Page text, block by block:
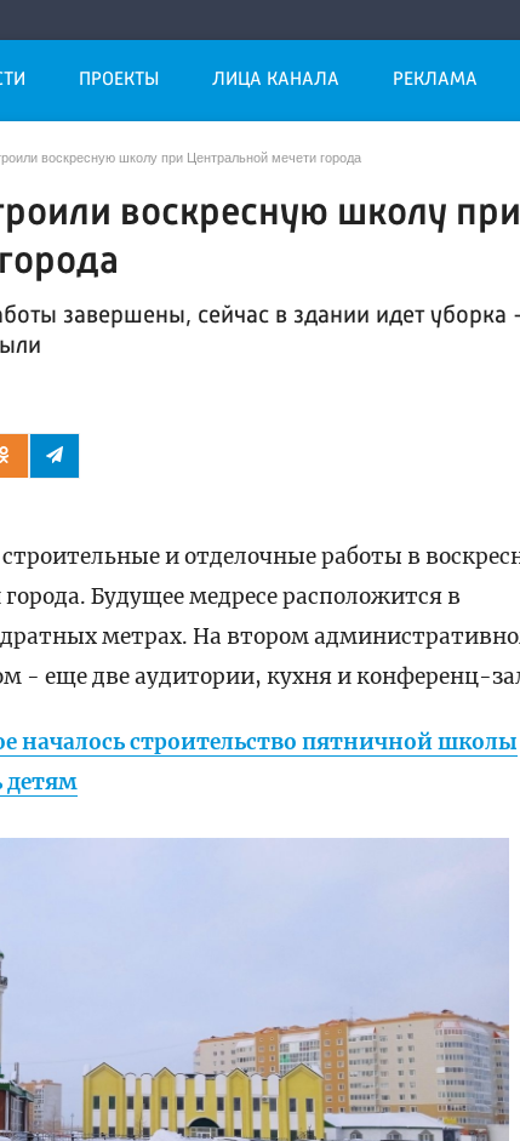
ПРОЕКТЫ ЛИЦА КАНАЛА РЕКЛАМА
воскресную школу при Центральной мечети города
воскресную школу при
завершены, сейчас в здании идет уборка
и отделочные работы в
Будущее медресе расположится в
метрах. На втором
- еще две аудитории, кухня и конференц-
началось строительство пятничной школы
детям